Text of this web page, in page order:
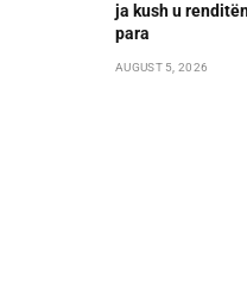
ja kush u
para
AUGUST 5, 2026